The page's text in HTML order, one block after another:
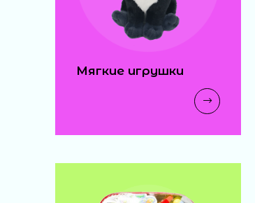
Мягкие игрушки